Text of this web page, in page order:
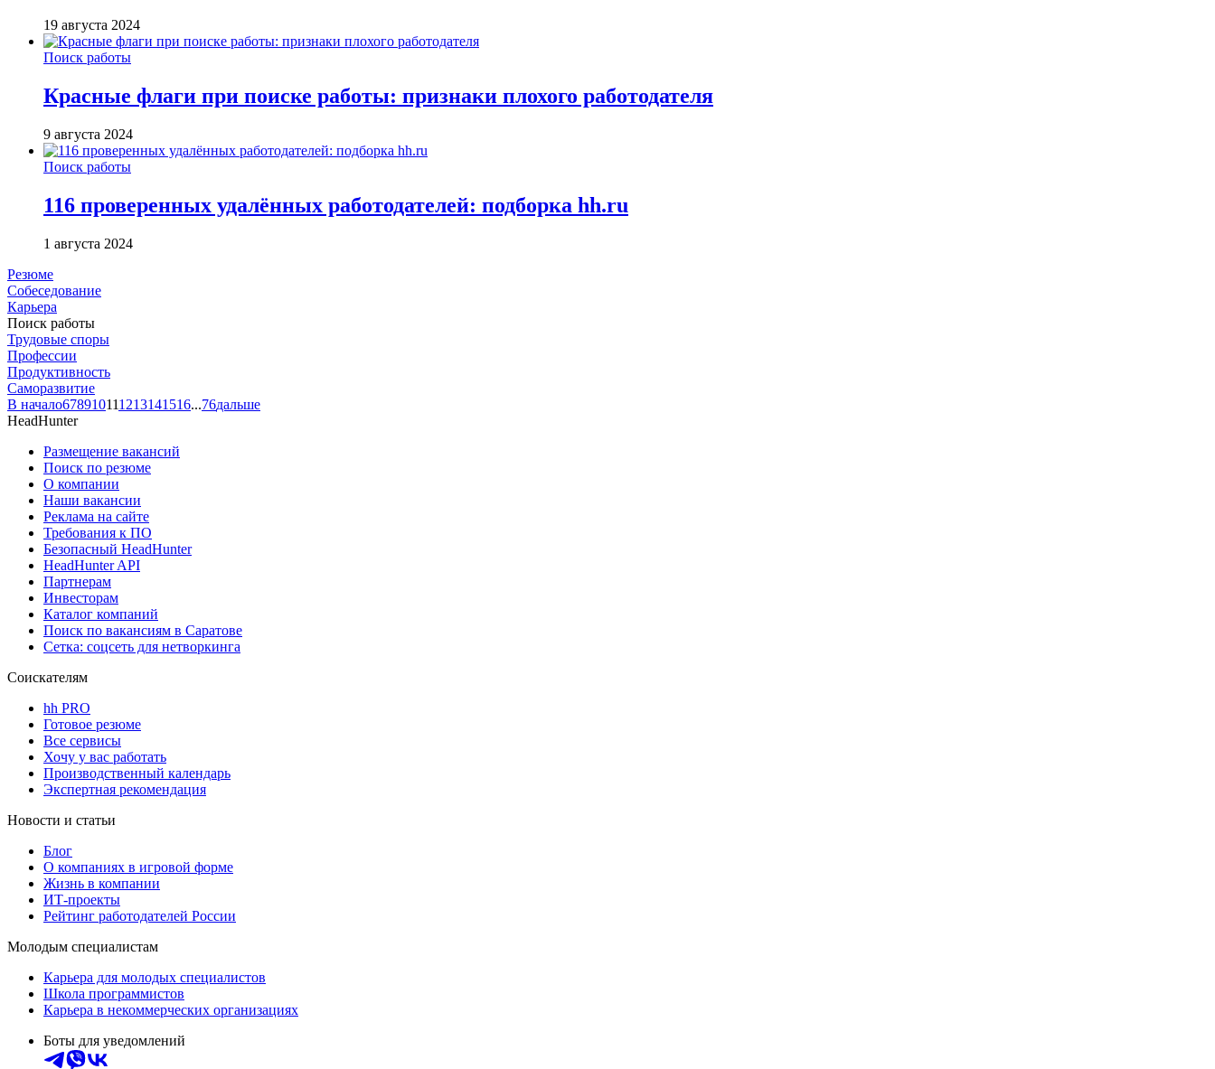
19 августа 2024
Поиск работы
Красные флаги при поиске работы: признаки плохого работодателя
9 августа 2024
Поиск работы
116 проверенных удалённых работодателей: подборка hh.ru
1 августа 2024
Резюме
Собеседование
Карьера
Поиск работы
Трудовые споры
Профессии
Продуктивность
Саморазвитие
В начало678910111213141516...76дальше
HeadHunter
Размещение вакансий
Поиск по резюме
О компании
Наши вакансии
Реклама на сайте
Требования к ПО
Безопасный HeadHunter
HeadHunter API
Партнерам
Инвесторам
Каталог компаний
Поиск по вакансиям в Саратове
Сетка: соцсеть для нетворкинга
Соискателям
hh PRO
Готовое резюме
Все сервисы
Хочу у вас работать
Производственный календарь
Экспертная рекомендация
Новости и статьи
Блог
О компаниях в игровой форме
Жизнь в компании
ИТ-проекты
Рейтинг работодателей России
Молодым специалистам
Карьера для молодых специалистов
Школа программистов
Карьера в некоммерческих организациях
Боты для уведомлений